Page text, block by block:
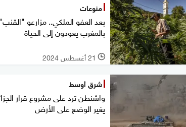
منوعات
بعد العفو الملكي.. مزارعو "القنب"
بالمغرب يعودون إلى الحياة
l 21 أغسطس 2024
شرق أوسط
واشنطن ترد على مشروع قرار
يغير الوضع على الأرض